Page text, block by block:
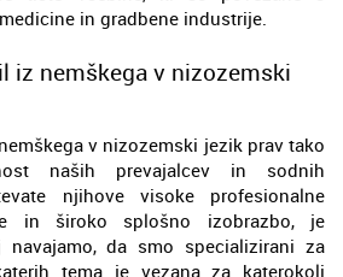
in gradbene industrije.
iz nemškega v nizozemski
v nizozemski jezik prav tako
naših prevajalcev in sodnih
njihove visoke profesionalne
in široko splošno izobrazbo, je
navajamo, da smo specializirani za
tema je vezana za katerokoli